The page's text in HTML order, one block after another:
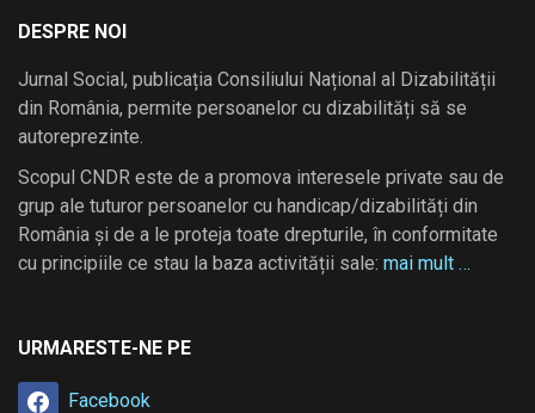
DESPRE NOI
Jurnal Social, publicația Consiliului Național al Dizabilității
din România, permite persoanelor cu dizabilități să se
autoreprezinte.
Scopul CNDR este de a promova interesele private sau de
grup ale tuturor persoanelor cu handicap/dizabilități din
România și de a le proteja toate drepturile, în conformitate
cu principiile ce stau la baza activității sale: mai mult …
URMARESTE-NE PE
Facebook